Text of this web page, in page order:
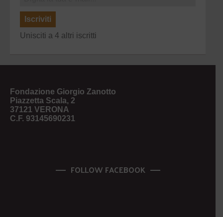
Iscriviti
Unisciti a 4 altri iscritti
Fondazione Giorgio Zanotto
Piazzetta Scala, 2
37121 VERONA
C.F. 93145690231
FOLLOW FACEBOOK